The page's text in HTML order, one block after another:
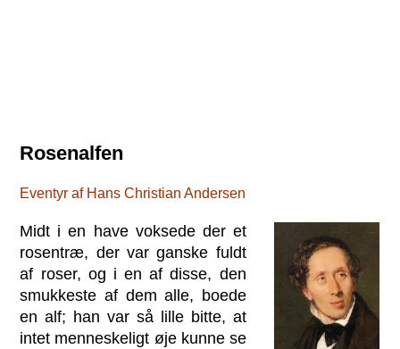
Rosenalfen
Eventyr af Hans Christian Andersen
Midt i en have voksede der et
rosentræ, der var ganske fuldt
af roser, og i en af disse, den
smukkeste af dem alle, boede
en alf; han var så lille bitte, at
intet menneskeligt øje kunne se